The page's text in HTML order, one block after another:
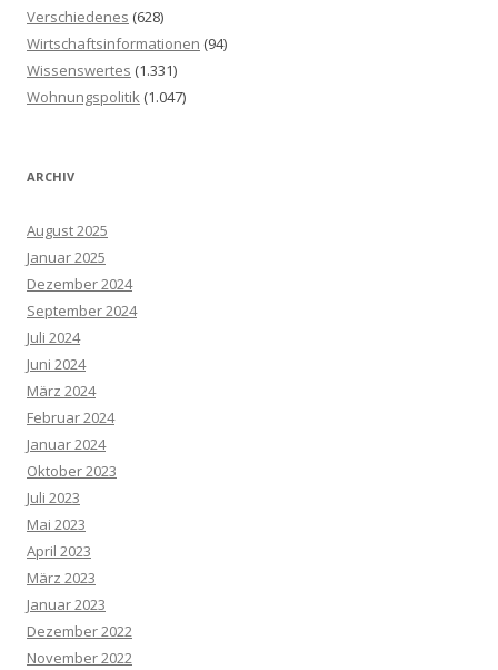
Verschiedenes (628)
Wirtschaftsinformationen (94)
Wissenswertes (1.331)
Wohnungspolitik (1.047)
ARCHIV
August 2025
Januar 2025
Dezember 2024
September 2024
Juli 2024
Juni 2024
März 2024
Februar 2024
Januar 2024
Oktober 2023
Juli 2023
Mai 2023
April 2023
März 2023
Januar 2023
Dezember 2022
November 2022